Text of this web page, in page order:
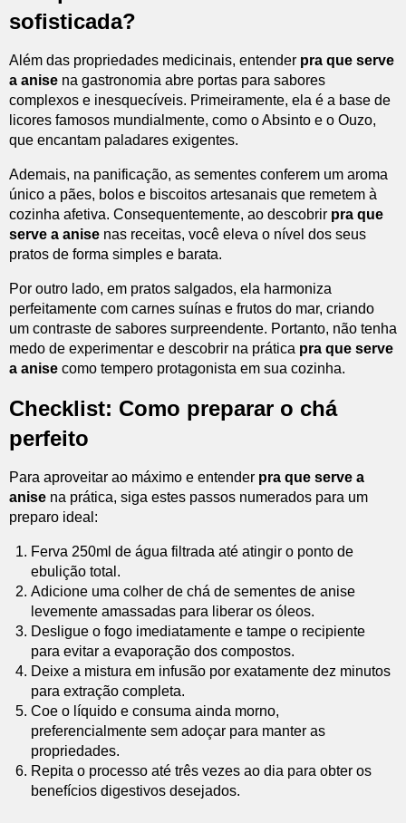
sofisticada?
Além das propriedades medicinais, entender pra que serve
a anise na gastronomia abre portas para sabores
complexos e inesquecíveis. Primeiramente, ela é a base de
licores famosos mundialmente, como o Absinto e o Ouzo,
que encantam paladares exigentes.
Ademais, na panificação, as sementes conferem um aroma
único a pães, bolos e biscoitos artesanais que remetem à
cozinha afetiva. Consequentemente, ao descobrir pra que
serve a anise nas receitas, você eleva o nível dos seus
pratos de forma simples e barata.
Por outro lado, em pratos salgados, ela harmoniza
perfeitamente com carnes suínas e frutos do mar, criando
um contraste de sabores surpreendente. Portanto, não tenha
medo de experimentar e descobrir na prática pra que serve
a anise como tempero protagonista em sua cozinha.
Checklist: Como preparar o chá
perfeito
Para aproveitar ao máximo e entender pra que serve a
anise na prática, siga estes passos numerados para um
preparo ideal:
Ferva 250ml de água filtrada até atingir o ponto de
ebulição total.
Adicione uma colher de chá de sementes de anise
levemente amassadas para liberar os óleos.
Desligue o fogo imediatamente e tampe o recipiente
para evitar a evaporação dos compostos.
Deixe a mistura em infusão por exatamente dez minutos
para extração completa.
Coe o líquido e consuma ainda morno,
preferencialmente sem adoçar para manter as
propriedades.
Repita o processo até três vezes ao dia para obter os
benefícios digestivos desejados.